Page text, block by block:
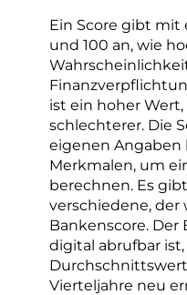
Ein Score gibt mit
und 100 an, wie
ist ein hoher
schlechterer. Die
eigenen Angaben
Merkmalen, um
berechnen. Es
verschiedene,
Bankenscore. Der
digital abrufbar
Vierteljahre neu